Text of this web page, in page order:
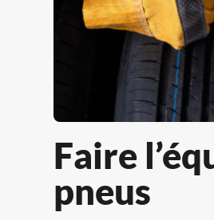
Faire
pneus